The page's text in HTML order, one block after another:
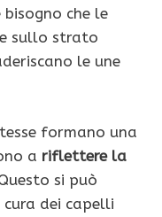
che le
sullo strato
le une
formano una
a riflettere la
si può
dei capelli